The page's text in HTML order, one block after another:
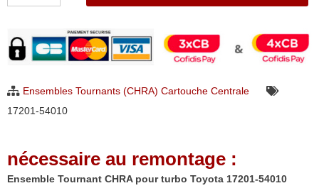
Tournant
CHRA
turbo
54010
Ensembles Tournants (CHRA) Cartouche Centrale
17201-54010
nécessaire au remontage :
Ensemble Tournant CHRA pour turbo Toyota 17201-54010